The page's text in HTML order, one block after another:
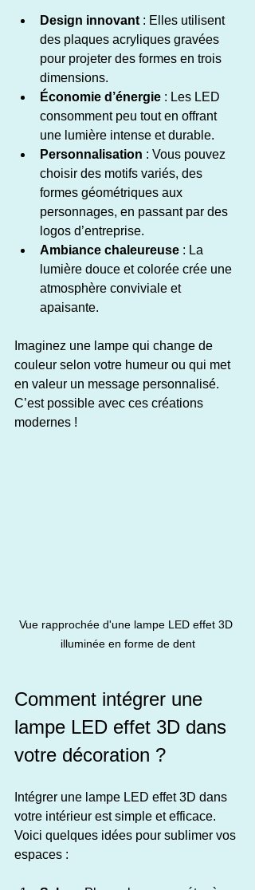
Design innovant : Elles utilisent
des plaques acryliques gravées
pour projeter des formes en trois
dimensions.
Économie d’énergie : Les LED
consomment peu tout en offrant
une lumière intense et durable.
Personnalisation : Vous pouvez
choisir des motifs variés, des
formes géométriques aux
personnages, en passant par des
logos d’entreprise.
Ambiance chaleureuse : La
lumière douce et colorée crée une
atmosphère conviviale et
apaisante.
Imaginez une lampe qui change de
couleur selon votre humeur ou qui met
en valeur un message personnalisé.
C’est possible avec ces créations
modernes !
Vue rapprochée d'une lampe LED effet 3D
illuminée en forme de dent
Comment intégrer une
lampe LED effet 3D dans
votre décoration ?
Intégrer une lampe LED effet 3D dans
votre intérieur est simple et efficace.
Voici quelques idées pour sublimer vos
espaces :